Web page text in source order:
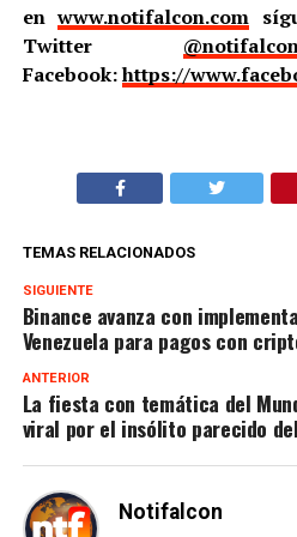
enwww.notifalcon.com
Twitter
Facebook:https://
TEMAS RELACIONADOS
SIGUIENTE
Binance avanza con
Venezuela para pagos con
ANTERIOR
La fiesta con temática del
viral por el insólito parecido
Notifalcon